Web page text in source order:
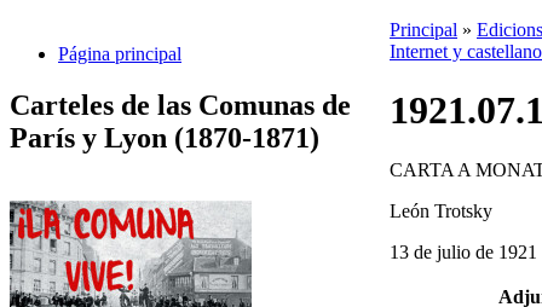
Página principal
Carteles de las Comunas de
París y Lyon (1870-1871)
Principal »
Internet y
CARTA A
León Trotsky
13 de julio de 1921